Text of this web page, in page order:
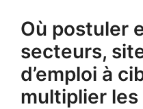
Où postuler
secteurs,
d’emploi à
multiplier